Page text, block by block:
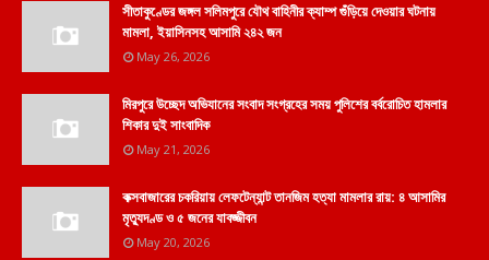
সীতাকুণ্ডের জঙ্গল সলিমপুরে যৌথ বাহিনীর ক্যাম্প গুঁড়িয়ে দেওয়ার ঘটনায়
মামলা, ইয়াসিনসহ আসামি ২৪২ জন
May 26, 2026
মিরপুরে উচ্ছেদ অভিযানের সংবাদ সংগ্রহের সময় পুলিশের বর্বরোচিত হামলার
শিকার দুই সাংবাদিক
May 21, 2026
কক্সবাজারের চকরিয়ায় লেফটেন্যান্ট তানজিম হত্যা মামলার রায়: ৪ আসামির
মৃত্যুদণ্ড ও ৫ জনের যাবজ্জীবন
May 20, 2026